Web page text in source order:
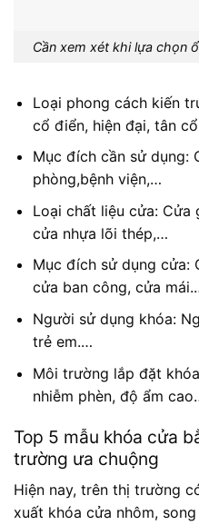
Cần xem xét khi lựa chọn
Loại phong cách kiến
cổ điển, hiện đại, tân
Mục đích cần sử dụng:
phòng,bệnh viện,…
Loại chất liệu cửa: Cửa
cửa nhựa lõi thép,…
Mục đích sử dụng cửa:
cửa ban công, cửa
Người sử dụng khóa:
trẻ em.…
Môi trường lắp đặt
nhiễm phèn, độ ẩm
Top 5 mẫu khóa cửa
trường ưa chuộng
Hiện nay, trên thị trường
xuất khóa cửa nhôm,